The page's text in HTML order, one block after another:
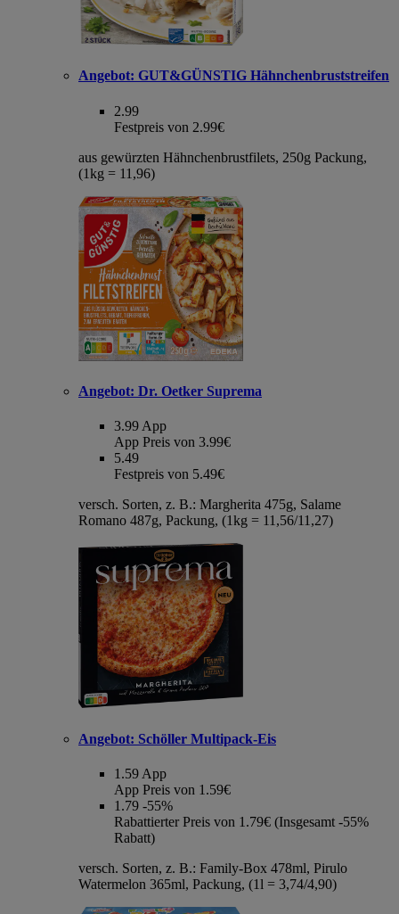
Angebot: GUT&GÜNSTIG Hähnchenbruststreifen
2.99
Festpreis von 2.99€
aus gewürzten Hähnchenbrustfilets, 250g Packung,
(1kg = 11,96)
Angebot: Dr. Oetker Suprema
3.99 App
App Preis von 3.99€
5.49
Festpreis von 5.49€
versch. Sorten, z. B.: Margherita 475g, Salame
Romano 487g, Packung, (1kg = 11,56/11,27)
Angebot: Schöller Multipack-Eis
1.59 App
App Preis von 1.59€
1.79 -55%
Rabattierter Preis von 1.79€ (Insgesamt -55%
Rabatt)
versch. Sorten, z. B.: Family-Box 478ml, Pirulo
Watermelon 365ml, Packung, (1l = 3,74/4,90)